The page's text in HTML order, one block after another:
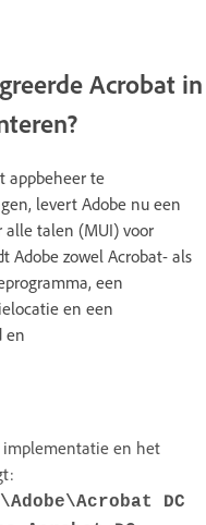
Acrobat in
appbeheer te
levert Adobe nu een
talen (MUI) voor
Adobe zowel Acrobat- als
een
en een
en
implementatie en het
DC